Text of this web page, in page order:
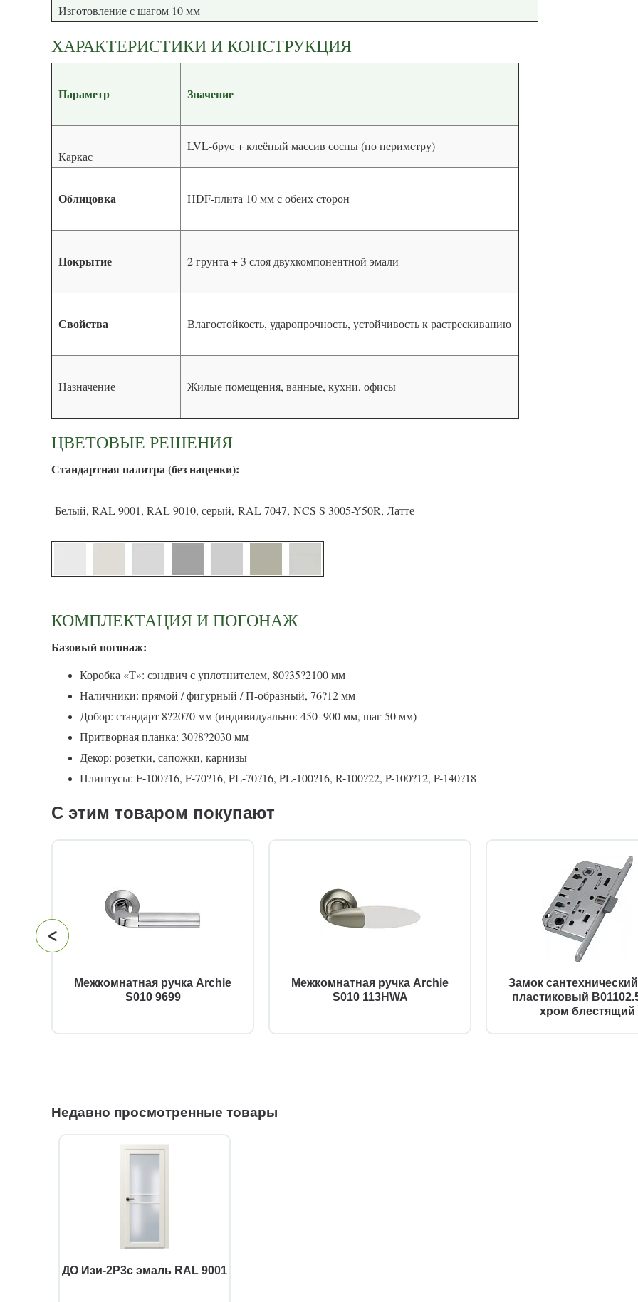
Изготовление с шагом 10 мм
ХАРАКТЕРИСТИКИ И КОНСТРУКЦИЯ
Параметр Значение
Каркас
LVL-брус + клеёный массив сосны (по периметру)
Облицовка HDF-плита 10 мм с обеих сторон
Покрытие 2 грунта + 3 слоя двухкомпонентной эмали
Свойства Влагостойкость, ударопрочность, устойчивость к растрескиванию
Назначение Жилые помещения, ванные, кухни, офисы
ЦВЕТОВЫЕ РЕШЕНИЯ
Стандартная палитра (без наценки):
Белый, RAL 9001, RAL 9010, серый, RAL 7047, NCS S 3005-Y50R, Латте
КОМПЛЕКТАЦИЯ И ПОГОНАЖ
Базовый погонаж:
Коробка «Т»: сэндвич с уплотнителем, 80?35?2100 мм
Наличники: прямой / фигурный / П-образный, 76?12 мм
Добор: стандарт 8?2070 мм (индивидуально: 450–900 мм, шаг 50 мм)
Притворная планка: 30?8?2030 мм
Декор: розетки, сапожки, карнизы
Плинтусы: F-100?16, F-70?16, PL-70?16, PL-100?16, R-100?22, P-100?12, P-140?18
С этим товаром покупают
Межкомнатная ручка Archie
S010 9699
Межкомнатная ручка Archie
S010 113HWA
Замок
пластиковый
хром блестящий
Недавно просмотренные товары
ДО Изи-2Р3с эмаль RAL 9001